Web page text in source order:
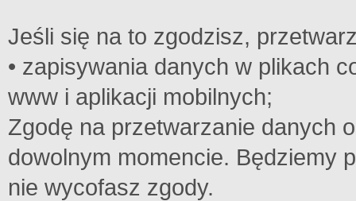
Jeśli się na to zgodzisz,
• zapisywania danych w plikach
www i aplikacji mobilnych;
Zgodę na przetwarzanie danych
dowolnym momencie. Będziemy
nie wycofasz zgody.